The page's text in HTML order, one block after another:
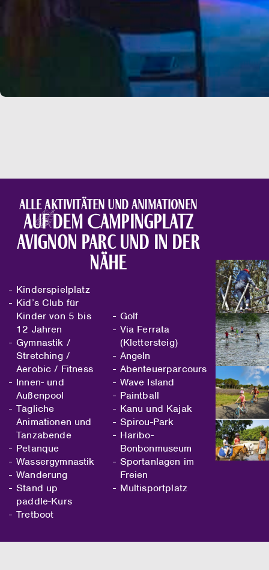
Alle Aktivitäten und Animationen
auf dem Campingplatz
Avignon Parc und in der
Nähe
Kinderspielplatz
Kid’s Club für
Kinder von 5 bis
12 Jahren
Gymnastik /
Stretching /
Aerobic / Fitness
Innen- und
Außenpool
Tägliche
Animationen und
Tanzabende
Petanque
Wassergymnastik
Wanderung
Stand up
paddle-Kurs
Tretboot
Golf
Via Ferrata
(Klettersteig)
Angeln
Abenteuerparcours
Wave Island
Paintball
Kanu und Kajak
Spirou-Park
Haribo-
Bonbonmuseum
Sportanlagen im
Freien
Multisportplatz